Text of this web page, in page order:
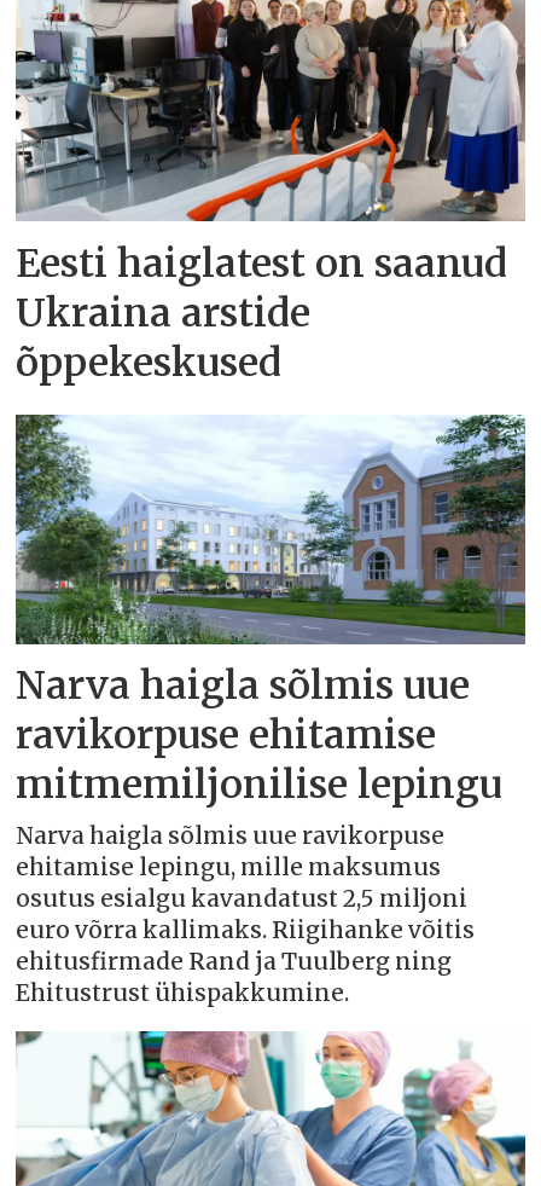
Eesti haiglatest on saanud
Ukraina arstide
õppekeskused
Narva haigla sõlmis uue
ravikorpuse ehitamise
mitmemiljonilise lepingu
Narva haigla sõlmis uue ravikorpuse
ehitamise lepingu, mille maksumus
osutus esialgu kavandatust 2,5 miljoni
euro võrra kallimaks. Riigihanke võitis
ehitusfirmade Rand ja Tuulberg ning
Ehitustrust ühispakkumine.